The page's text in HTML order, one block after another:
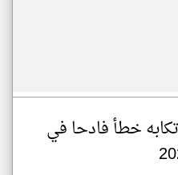
خطأ فادحا في